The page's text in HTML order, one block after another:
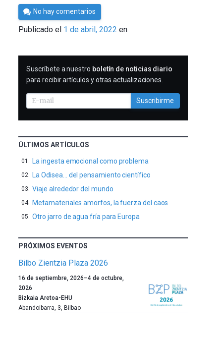
Por
César
Tomé
No hay comentarios
Publicado el 1 de abril, 2022 en
SUSCRIBIRME
Suscríbete a nuestro boletín de noticias diario
para recibir artículos y otras actualizaciones.
Suscribirme
ÚLTIMOS ARTÍCULOS
La ingesta emocional como problema
La Odisea… del pensamiento científico
Viaje alrededor del mundo
Metamateriales amorfos, la fuerza del caos
Otro jarro de agua fría para Europa
PRÓXIMOS EVENTOS
Bilbo Zientzia Plaza 2026
Un
año
más,
Bilbao
16 de septiembre, 2026–4 de octubre,
2026
Bizkaia Aretoa-EHU
Abandoibarra, 3, Bilbao